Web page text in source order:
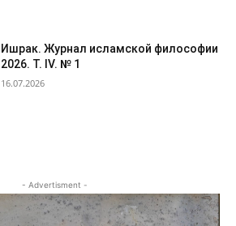
Ишрак. Журнал исламской философии
2026. Т. IV. № 1
16.07.2026
- Advertisment -